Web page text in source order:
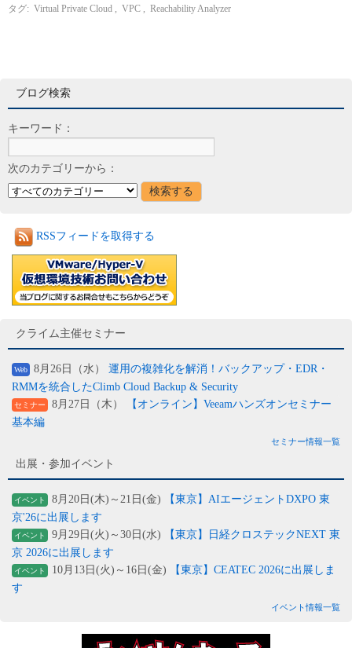
タグ: Virtual Private Cloud VPC Reachability Analyzer
ブログ検索
キーワード：
次のカテゴリーから：
RSSフィードを取得する
クライム主催セミナー
Web 8月26日（水） 運用の複雑化を解消！バックアップ・EDR・
RMMを統合したClimb Cloud Backup & Security
セミナー 8月27日（木）
【オンライン】Veeamハンズオンセミナー
基本編
セミナー情報一覧
出展・参加イベント
イベント 8月20日(木)～21日(金)
【東京】AIエージェントDXPO 東
京'26に出展します
イベント 9月29日(火)～30日(水)
【東京】日経クロステックNEXT 東
京 2026に出展します
イベント 10月13日(火)～16日(金)
【東京】CEATEC 2026に出展しま
す
イベント情報一覧